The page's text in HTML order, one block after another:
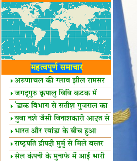
महत्वपूर्ण समाचार
अरुणाचल की ग्लाव झील रामसर
स्थल घोषित
जगद्गुरु कृपालु विवि कटक में
शैक्षिक सत्र शुरू
'डाक विभाग से सतीश गुजराल का
रिश्ता गहरा'
युवा नशे जैसी विनाशकारी आदत से
दूर रहें-मोदी
भारत और रवांडा के बीच हुआ
व्यापार विस्तार
राष्ट्रपति द्रौपदी मुर्मु से मिले बस्तर
के प्रतिनिधि
सेल कंपनी के मुनाफे में आई भारी